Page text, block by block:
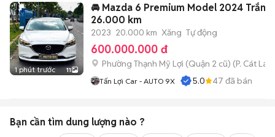
1 phút trước 11
🚘 Mazda 6 Premium Model 2024 Trắng
26.000 km
2023 20.000 km Xăng Tự động
600.000.000 đ
Phường Thạnh Mỹ Lợi (Quận 2 cũ) (P. Cát Lái
Tấn Lợi Car - AUTO 9X 5.0 47 đã bán
Bạn cần tìm dung lượng nào ?